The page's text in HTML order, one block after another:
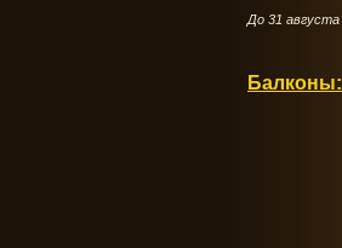
До 31 августа
Балконы: